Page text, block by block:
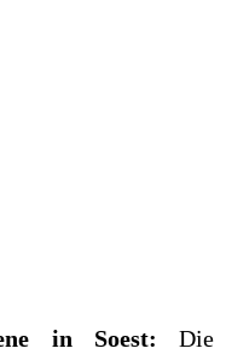
in Soest: Die